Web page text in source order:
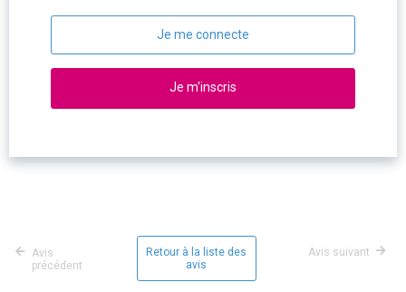
Je me connecte
Je m'inscris
Avis
précédent
Retour à la liste des
avis
Avis suivant